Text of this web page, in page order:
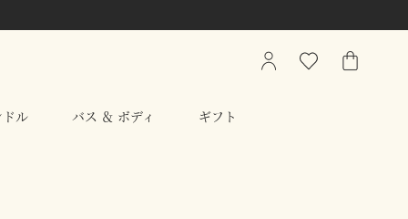
ル バス ＆ ボディ ギフト
My
ウ
シ